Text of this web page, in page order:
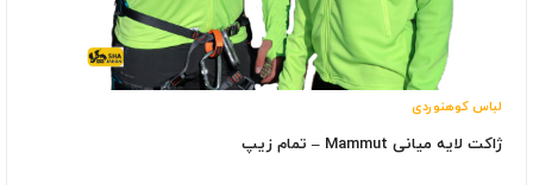
لباس کوهنوردی
ژاکت لایه میانی Mammut – تمام زیپ